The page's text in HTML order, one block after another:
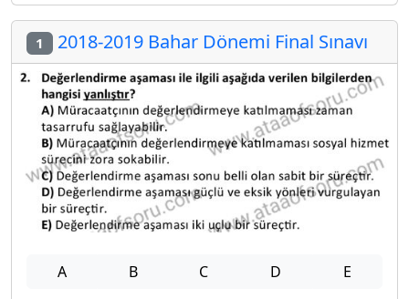
1 2018-2019 Bahar Dönemi Final Sınavı
A B C D E